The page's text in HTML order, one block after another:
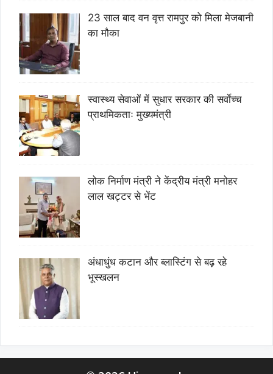
23 साल बाद वन वृत्त रामपुर को मिला मेजबानी
का मौका
स्वास्थ्य सेवाओं में सुधार सरकार की सर्वाेच्च
प्राथमिकताः मुख्यमंत्री
लोक निर्माण मंत्री ने केंद्रीय मंत्री मनोहर
लाल खट्टर से भेंट
अंधाधुंध कटान और ब्लास्टिंग से बढ़ रहे
भूस्खलन